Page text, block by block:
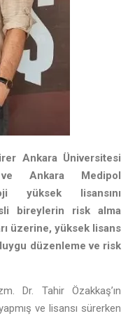
Ankara Üniversitesi
Ankara Medipol
yüksek lisansını
bireylerin risk alma
üzerine, yüksek lisans
düzenleme ve risk
Dr. Tahir Özakkaş’ın
ve lisansı sürerken